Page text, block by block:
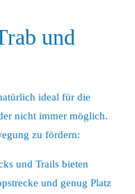
und
ideal für die
nicht immer möglich.
zu fördern:
und Trails bieten
und genug Platz